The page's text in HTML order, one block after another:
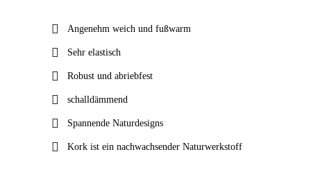
Angenehm weich und fußwarm
Sehr elastisch
Robust und abriebfest
schalldämmend
Spannende Naturdesigns
Kork ist ein nachwachsender Naturwerkstoff